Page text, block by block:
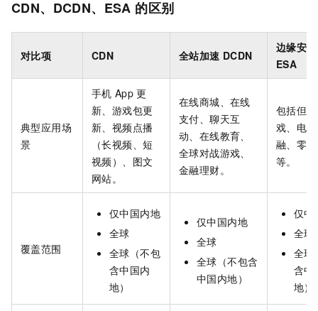
CDN、DCDN、ESA 的区别
对比项 CDN 全站加速 DCDN
边缘安
ESA
典型应用场
景
手机 App 更
新、游戏包更
新、视频点播
（长视频、短
视频）、图文
网站。
在线商城、在线
支付、聊天互
动、在线教育、
全球对战游戏、
金融理财。
包括但
戏、电
融、零
等。
覆盖范围
仅中国内地
全球
全球（不包
含中国内
地）
仅中国内地
全球
全球（不包含
中国内地）
仅中
全球
全球
含中
地）